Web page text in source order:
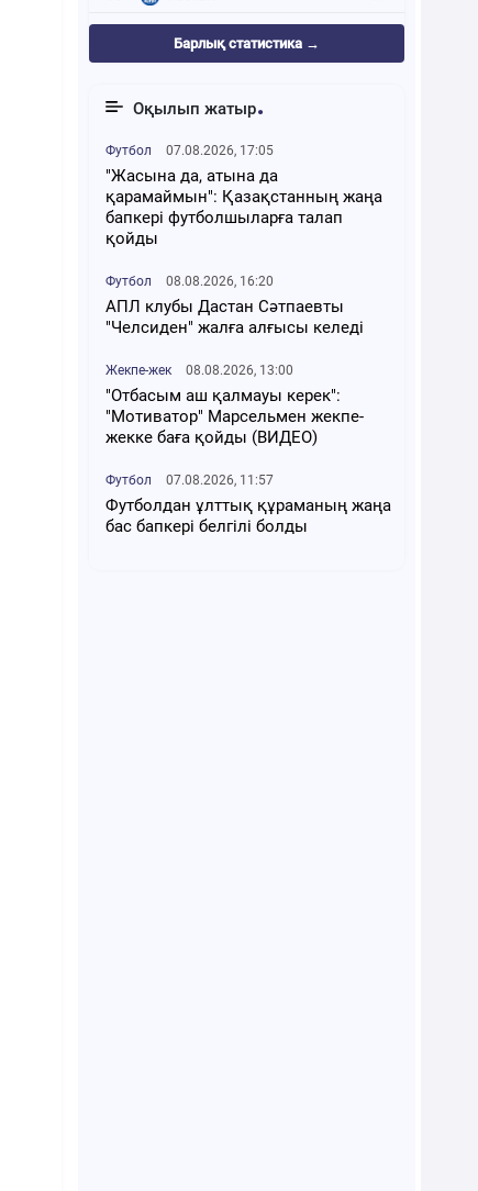
Барлық статистика →
Оқылып жатыр
Футбол 07.08.2026, 17:05
"Жасына да, атына да
қарамаймын": Қазақстанның жаңа
бапкері футболшыларға талап
қойды
Футбол 08.08.2026, 16:20
АПЛ клубы Дастан Сәтпаевты
"Челсиден" жалға алғысы келеді
Жекпе-жек 08.08.2026, 13:00
"Отбасым аш қалмауы керек":
"Мотиватор" Марсельмен жекпе-
жекке баға қойды (ВИДЕО)
Футбол 07.08.2026, 11:57
Футболдан ұлттық құраманың жаңа
бас бапкері белгілі болды